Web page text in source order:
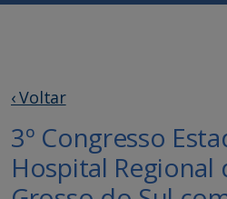
‹ Voltar
3º Congresso
Hospital Regional